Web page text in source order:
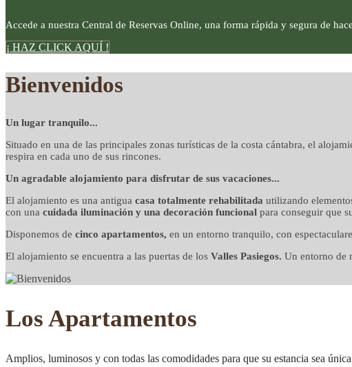
DISFRUTE
detalles cuidados con
Accede a nuestra Central de Reservas Online, una forma rápida y segura de
¡ HAZ CLICK AQUÍ !
Bienvenidos
Un lugar tranquilo...
Situado en una de las principales zonas turísticas de la costa cántabra, el
respira en cada uno de sus rincones.
Un agradable alojamiento para disfrutar de sus vacaciones...
El alojamiento es una antigua casa totalmente rehabilitada utilizando
con una cuidada iluminación y una decoración funcional para conseguir que
Disponemos de cinco apartamentos, en un entorno tranquilo, con
El alojamiento se encuentra a las puertas de los Valles Pasiegos. Un entorno de
Los Apartamentos
Amplios, luminosos y con todas las comodidades para que su estancia sea